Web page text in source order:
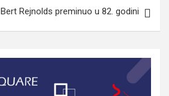
Bert Rejnolds preminuo u 82. godini